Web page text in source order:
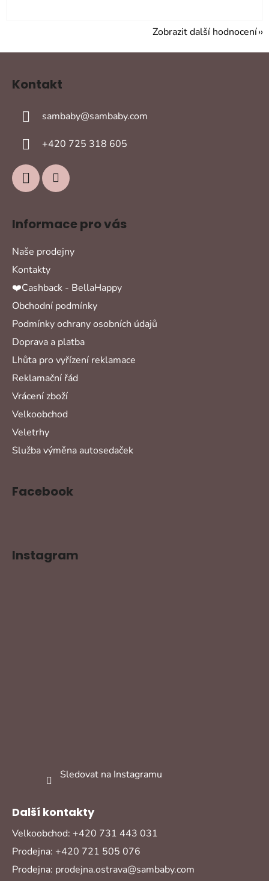
Zobrazit další hodnocení
Kontakt
sambaby@sambaby.com
+420 725 318 605
Informace pro vás
Naše prodejny
Kontakty
❤️Cashback - BellaHappy
Obchodní podmínky
Podmínky ochrany osobních údajů
Doprava a platba
Lhůta pro vyřízení reklamace
Reklamační řád
Vrácení zboží
Velkoobchod
Veletrhy
Služba výměna autosedaček
Facebook
Instagram
Sledovat na Instagramu
Další kontakty
Velkoobchod: +420 731 443 031
Prodejna: +420 721 505 076
Prodejna: prodejna.ostrava@sambaby.com